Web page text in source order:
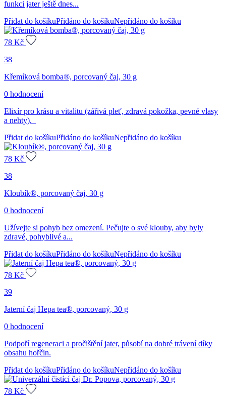
funkci jater ještě dnes...
Přidat do košíkuPřidáno do košíkuNepřidáno do košíku
78 Kč
38
Křemíková bomba®, porcovaný čaj, 30 g
0 hodnocení
Elixír pro krásu a vitalitu (zářivá pleť, zdravá pokožka, pevné vlasy
a nehty).
Přidat do košíkuPřidáno do košíkuNepřidáno do košíku
78 Kč
38
Kloubík®, porcovaný čaj, 30 g
0 hodnocení
Užívejte si pohyb bez omezení. Pečujte o své klouby, aby byly
zdravé, pohyblivé a...
Přidat do košíkuPřidáno do košíkuNepřidáno do košíku
78 Kč
39
Jaterní čaj Hepa tea®, porcovaný, 30 g
0 hodnocení
Podpoří regeneraci a pročištění jater, působí na dobré trávení díky
obsahu hořčin.
Přidat do košíkuPřidáno do košíkuNepřidáno do košíku
78 Kč